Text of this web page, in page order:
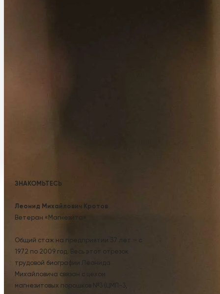
ЗНАКОМЬТЕСЬ
Леонид Михайлович Кротов
Ветеран «Магнезита»
Общий стаж на предприятии 37 лет – с
1972 по 2009 год. Весь этот отрезок
трудовой биографии Леонида
Михайловича связан с цехом
магнезитовых порошков №3 (ЦМП-3,